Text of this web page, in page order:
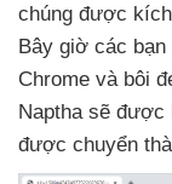
chúng được
Bây giờ các bạn
Chrome và bôi
Naptha sẽ được
được chuyển